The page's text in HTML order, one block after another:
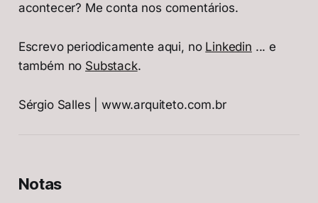
acontecer? Me conta nos comentários.
Escrevo periodicamente aqui, no Linkedin ... e
também no Substack.
Sérgio Salles | www.arquiteto.com.br
Notas